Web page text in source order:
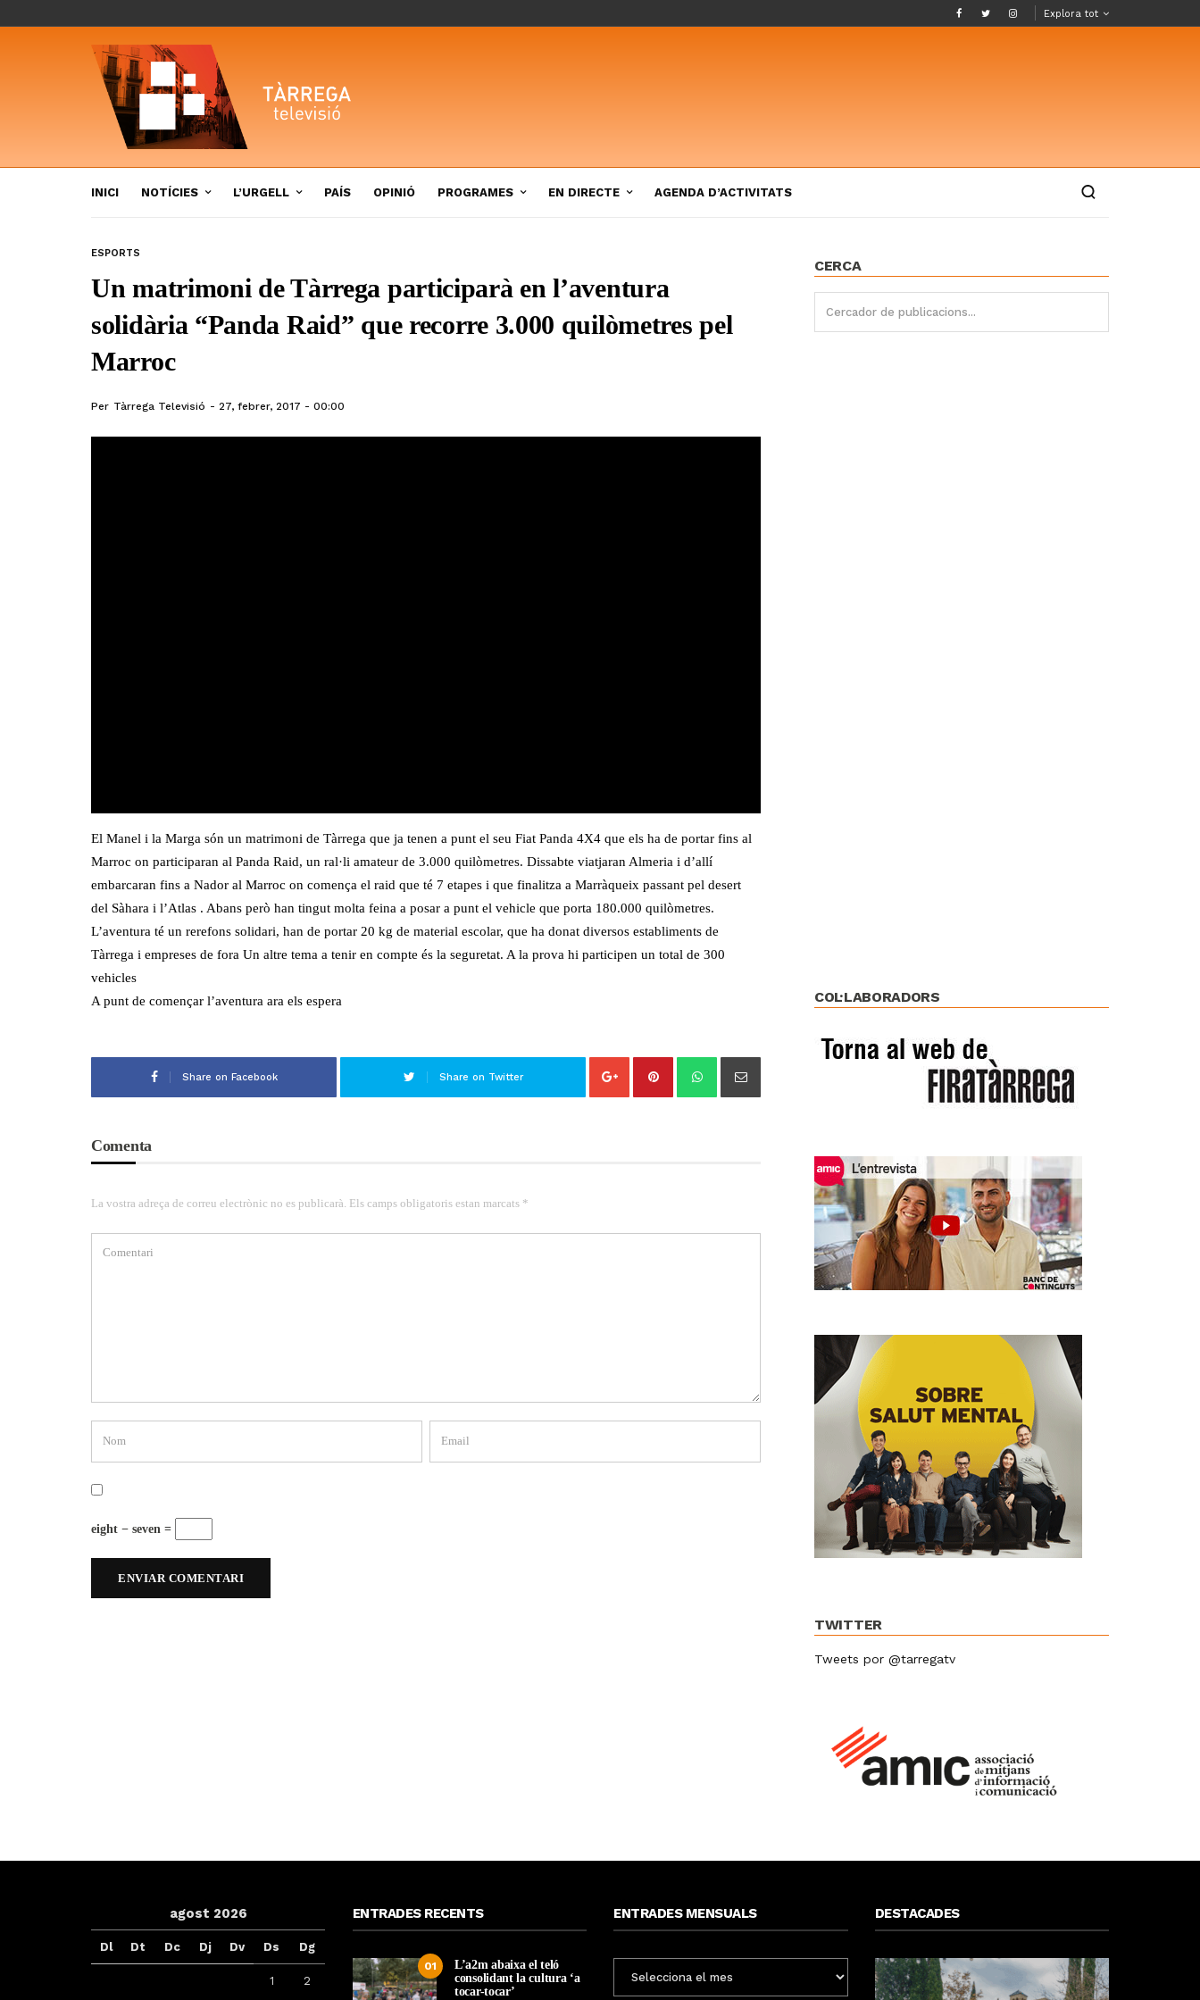
Explora tot
INICI NOTÍCIES L’URGELL PAÍS OPINIÓ PROGRAMES EN DIRECTE AGENDA D’ACTIVITATS
ESPORTS
Un matrimoni de Tàrrega participarà en l’aventura
solidària “Panda Raid” que recorre 3.000 quilòmetres pel
Marroc
Per Tàrrega Televisió 27, febrer, 2017 - 00:00
El Manel i la Marga són un matrimoni de Tàrrega que ja tenen a punt el seu Fiat Panda 4X4 que els ha de portar fins al
Marroc on participaran al Panda Raid, un ral·li amateur de 3.000 quilòmetres. Dissabte viatjaran Almeria i d’allí
embarcaran fins a Nador al Marroc on comença el raid que té 7 etapes i que finalitza a Marràqueix passant pel desert
del Sàhara i l’Atlas . Abans però han tingut molta feina a posar a punt el vehicle que porta 180.000 quilòmetres.
L’aventura té un rerefons solidari, han de portar 20 kg de material escolar, que ha donat diversos establiments de
Tàrrega i empreses de fora Un altre tema a tenir en compte és la seguretat. A la prova hi participen un total de 300
vehicles
A punt de començar l’aventura ara els espera
Share on Facebook Share on Twitter
Comenta
La vostra adreça de correu electrònic no es publicarà. Els camps obligatoris estan marcats *
eight − seven =
CERCA
COL·LABORADORS
TWITTER
Tweets por @tarregatv
agost 2026
Dl Dt Dc Dj Dv Ds Dg
1 2
ENTRADES RECENTS
01
L’a2m abaixa el teló
consolidant la cultura ‘a
tocar-tocar’
ENTRADES MENSUALS
MENSUALS
DESTACADES